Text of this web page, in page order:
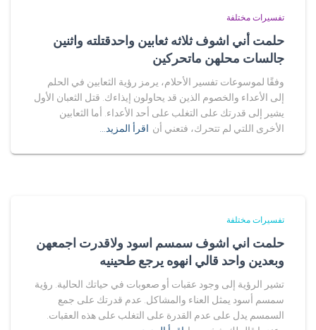
تفسيرات مختلفة
حلمت أني اشوف ثلاثه ثعابين واحدقتلته واثنين
جالسات محلهن ماتحركين
وفقًا لموسوعات تفسير الأحلام، يرمز رؤية الثعابين في الحلم
إلى الأعداء والخصوم الذين قد يحاولون إيذاءك. قتل الثعبان الأول
يشير إلى قدرتك على التغلب على أحد الأعداء. أما الثعابين
الأخرى اللتي لم تتحرك، فتعني أن اقرأ المزيد…
تفسيرات مختلفة
حلمت اني اشوف سمسم اسود ولاقدرت اجمعهن
وبعدين واحد قالي انهوه يرجع طحينيه
تشير الرؤية إلى وجود عقبات أو صعوبات في حياتك الحالية. رؤية
سمسم أسود يمثل العناء والمشاكل. عدم قدرتك على جمع
السمسم يدل على عدم القدرة على التغلب على هذه العقبات.